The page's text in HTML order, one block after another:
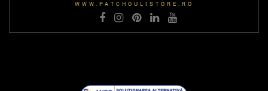
WWW.PATCHOULISTORE.RO